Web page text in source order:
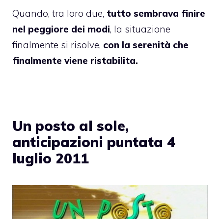
Quando, tra loro due, tutto sembrava finire
nel peggiore dei modi, la situazione
finalmente si risolve, con la serenità che
finalmente viene ristabilita.
Un posto al sole,
anticipazioni puntata 4
luglio 2011